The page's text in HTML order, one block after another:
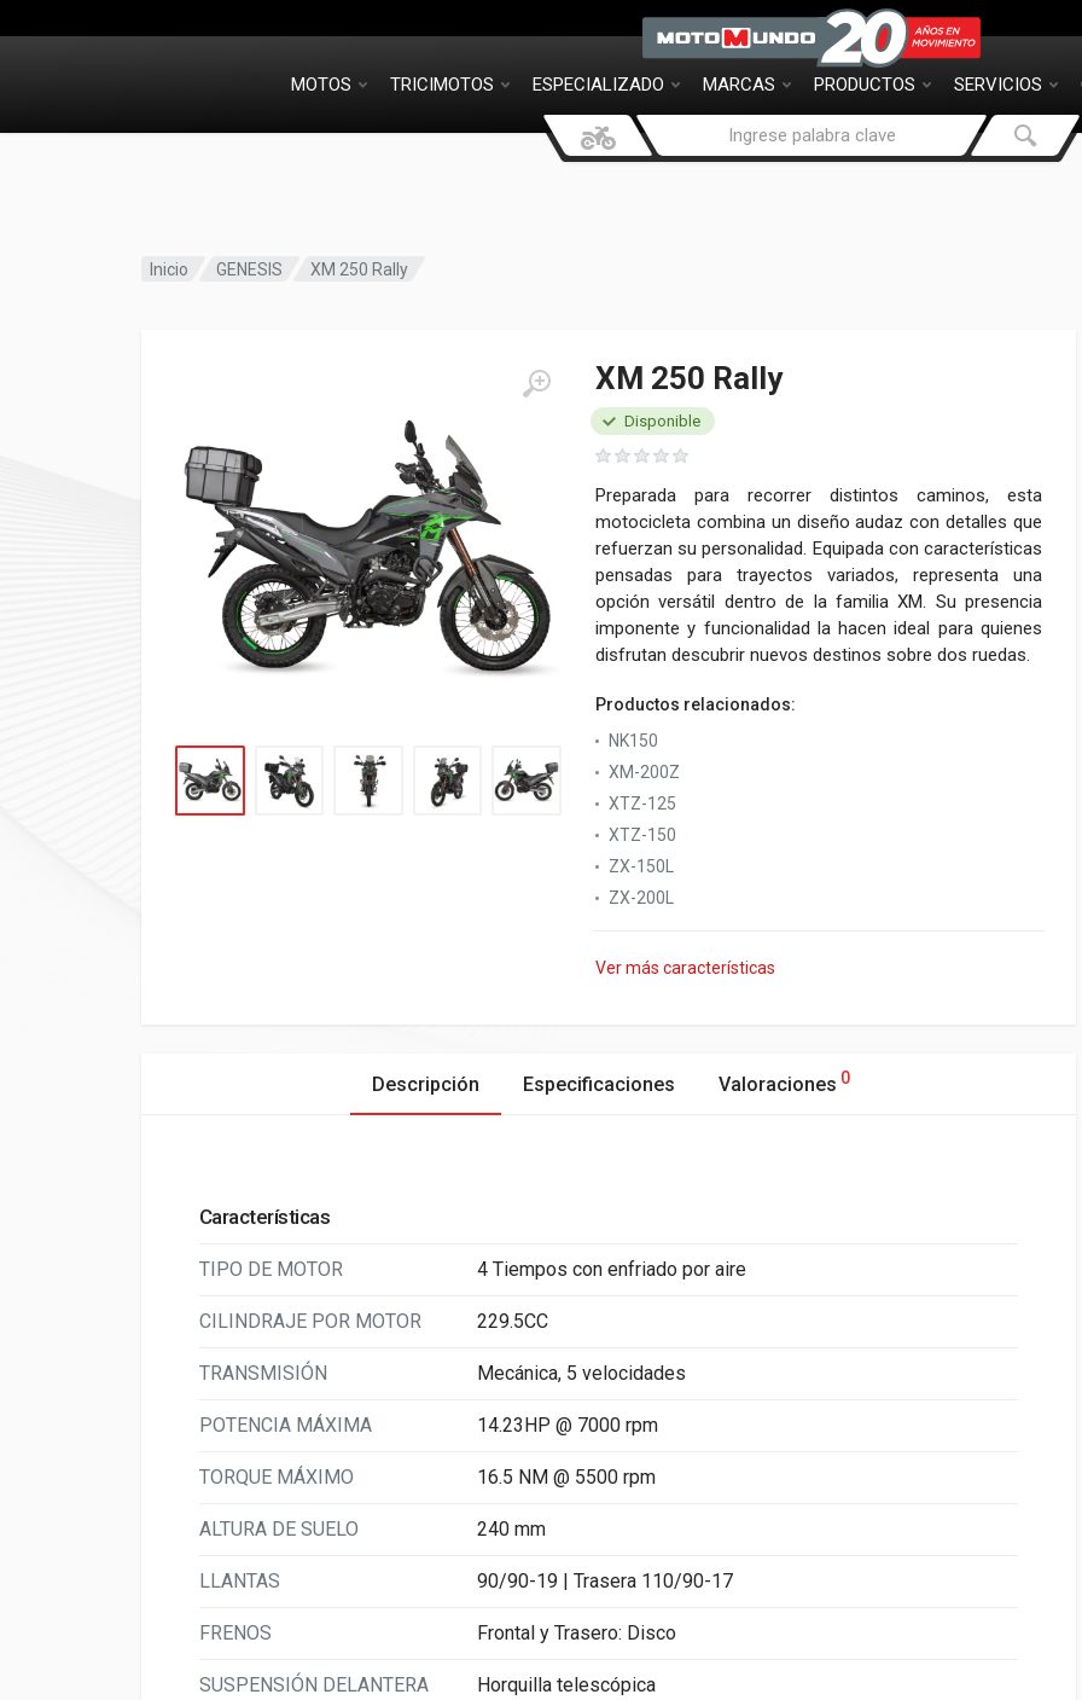
MOTOS TRICIMOTOS ESPECIALIZADO MARCAS PRODUCTOS SERVICIOS
Inicio GENESIS XM 250 Rally
XM 250 Rally
Disponible
Preparada para recorrer distintos caminos, esta
motocicleta combina un diseño audaz con detalles que
refuerzan su personalidad. Equipada con características
pensadas para trayectos variados, representa una
opción versátil dentro de la familia XM. Su presencia
imponente y funcionalidad la hacen ideal para quienes
disfrutan descubrir nuevos destinos sobre dos ruedas.
Productos relacionados:
NK150
XM-200Z
XTZ-125
XTZ-150
ZX-150L
ZX-200L
Ver más características
Descripción Especificaciones Valoraciones 0
Características
TIPO DE MOTOR 4 Tiempos con enfriado por aire
CILINDRAJE POR MOTOR 229.5CC
TRANSMISIÓN Mecánica, 5 velocidades
POTENCIA MÁXIMA 14.23HP @ 7000 rpm
TORQUE MÁXIMO 16.5 NM @ 5500 rpm
ALTURA DE SUELO 240 mm
LLANTAS 90/90-19 | Trasera 110/90-17
FRENOS Frontal y Trasero: Disco
SUSPENSIÓN DELANTERA Horquilla telescópica